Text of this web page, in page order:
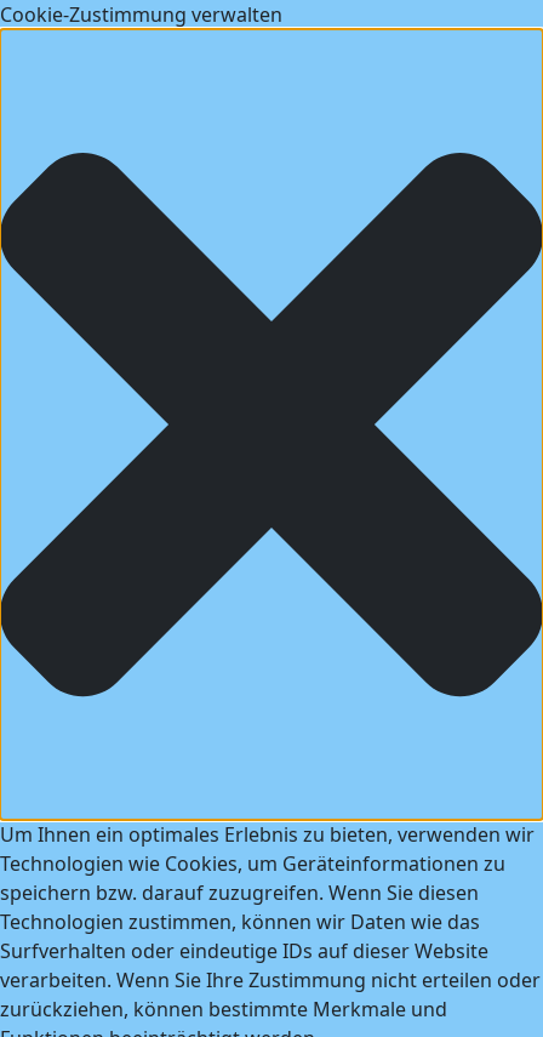
Cookie-Zustimmung verwalten
Um Ihnen ein optimales Erlebnis zu bieten, verwenden wir
Technologien wie Cookies, um Geräteinformationen zu
speichern bzw. darauf zuzugreifen. Wenn Sie diesen
Technologien zustimmen, können wir Daten wie das
Surfverhalten oder eindeutige IDs auf dieser Website
verarbeiten. Wenn Sie Ihre Zustimmung nicht erteilen oder
zurückziehen, können bestimmte Merkmale und